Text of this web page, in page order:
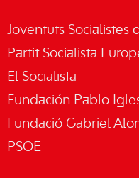
Joventuts Socialistes
Partit Socialista
El Socialista
Fundación Pablo
Fundació Gabriel
PSOE